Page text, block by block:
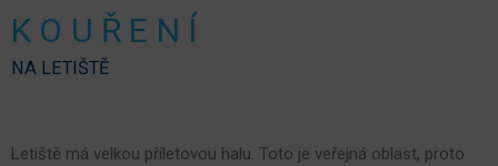
KOUŘENÍ
NA LETIŠTĚ
Letiště má velkou příletovou halu. Toto je veřejná oblast, proto